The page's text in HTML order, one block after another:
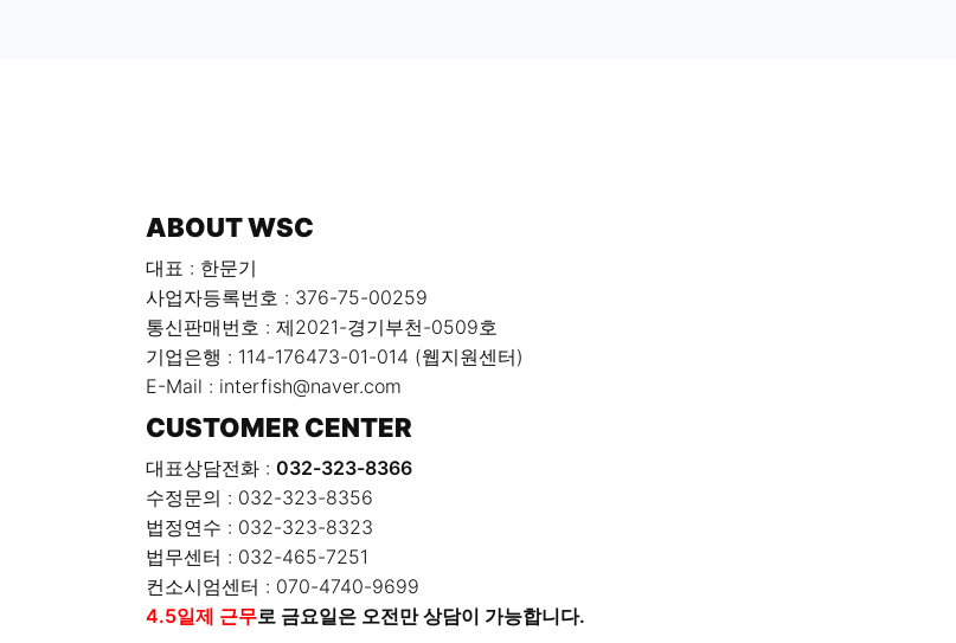
INFORMATION
ABOUT WSC
대표 : 한문기
사업자등록번호 : 376-75-00259
통신판매번호 : 제2021-경기부천-0509호
기업은행 : 114-176473-01-014 (웹지원센터)
E-Mail : interfish@naver.com
CUSTOMER CENTER
대표상담전화 : 032-323-8366
수정문의 : 032-323-8356
법정연수 : 032-323-8323
법무센터 : 032-465-7251
컨소시엄센터 : 070-4740-9699
4.5일제 근무로 금요일은 오전만 상담이 가능합니다.